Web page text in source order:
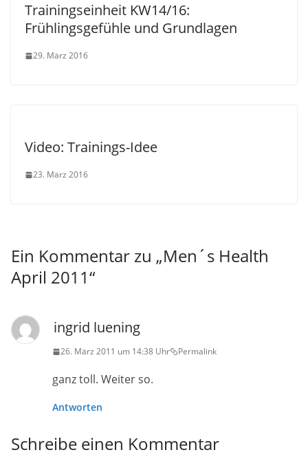
Trainingseinheit KW14/16:
Frühlingsgefühle und Grundlagen
29. März 2016
Video: Trainings-Idee
23. März 2016
Ein Kommentar zu „Men´s Health
April 2011“
ingrid luening
26. März 2011 um 14:38 Uhr Permalink
ganz toll. Weiter so.
Antworten
Schreibe einen Kommentar